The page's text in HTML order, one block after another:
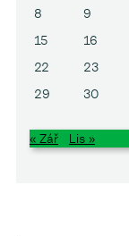
8
9
15
16
22
23
29
30
« Zář Lis »